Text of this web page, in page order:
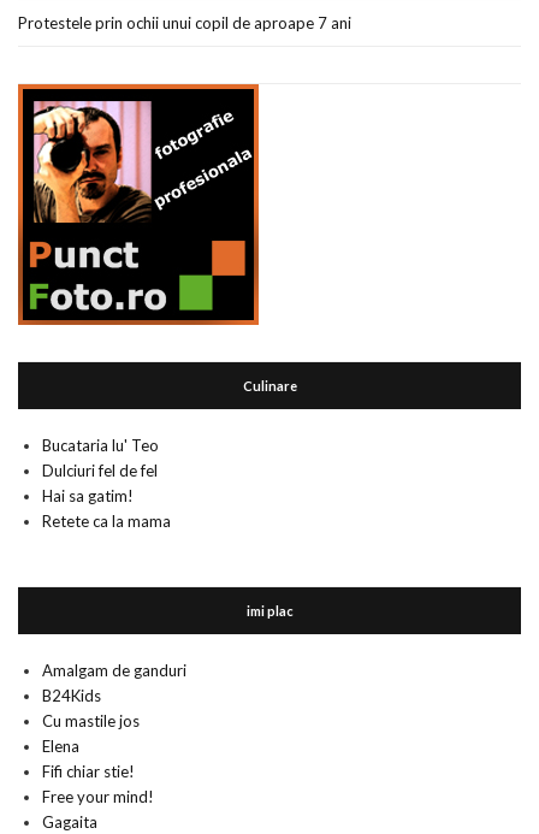
Protestele prin ochii unui copil de aproape 7 ani
Culinare
Bucataria lu' Teo
Dulciuri fel de fel
Hai sa gatim!
Retete ca la mama
imi plac
Amalgam de ganduri
B24Kids
Cu mastile jos
Elena
Fifi chiar stie!
Free your mind!
Gagaita